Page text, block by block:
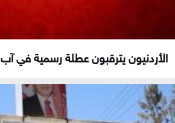
الأردنيون يترقبون عطلة رسمية في آب